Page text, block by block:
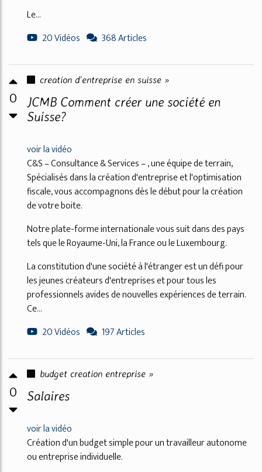
Le...
20 Vidéos
368 Articles
0
creation d'entreprise en suisse »
JCMB Comment créer une société en
Suisse?
voir la vidéo
C&S – Consultance & Services – , une équipe de terrain,
Spécialisés dans la création d'entreprise et l'optimisation
fiscale, vous accompagnons dès le début pour la création
de votre boite.
Notre plate-forme internationale vous suit dans des pays
tels que le Royaume-Uni, la France ou le Luxembourg.
La constitution d'une société à l'étranger est un défi pour
les jeunes créateurs d'entreprises et pour tous les
professionnels avides de nouvelles expériences de terrain.
Ce...
20 Vidéos
197 Articles
0
budget creation entreprise »
Salaires
voir la vidéo
Création d'un budget simple pour un travailleur autonome
ou entreprise individuelle.